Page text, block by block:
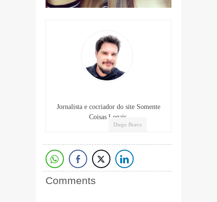
Diego Bravo
Jornalista e cocriador do site Somente
Coisas Legais.
Comments